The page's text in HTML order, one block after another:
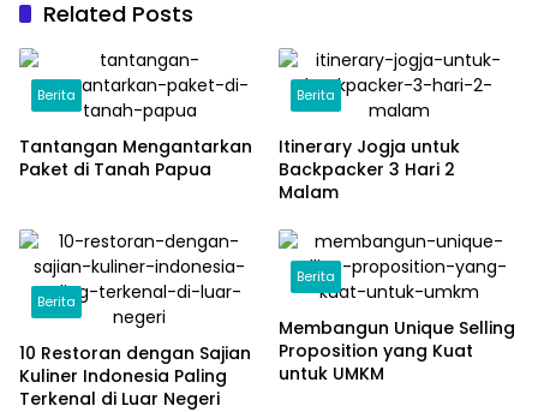
Related Posts
Berita
Tantangan Mengantarkan
Paket di Tanah Papua
Berita
Itinerary Jogja untuk
Backpacker 3 Hari 2
Malam
Berita
10 Restoran dengan Sajian
Kuliner Indonesia Paling
Terkenal di Luar Negeri
Berita
Membangun Unique Selling
Proposition yang Kuat
untuk UMKM